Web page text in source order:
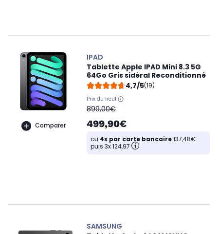
Comparer
IPAD
Tablette Apple IPAD Mini 8.3 5G
64Go Gris sidéral Reconditionné
4,7/5(19)
Prix du neuf
oldPrice
899,00€
499,90€
ou 4x par carte bancaire137,48€
puis 3x 124,97
SAMSUNG